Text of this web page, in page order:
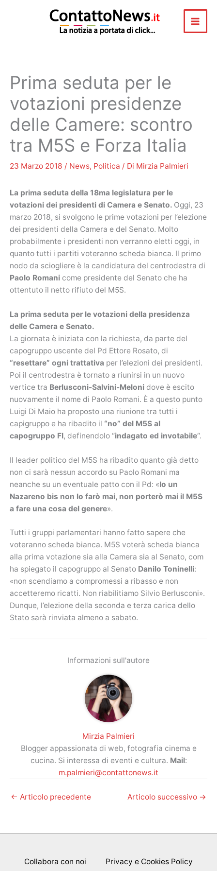
Prima seduta per le
votazioni presidenze
delle Camere: scontro
tra M5S e Forza Italia
23 Marzo 2018 / News, Politica / Di Mirzia Palmieri
La prima seduta della 18ma legislatura per le
votazioni dei presidenti di Camera e Senato. Oggi, 23
marzo 2018, si svolgono le prime votazioni per l’elezione
dei presidenti della Camera e del Senato. Molto
probabilmente i presidenti non verranno eletti oggi, in
quanto tutti i partiti voteranno scheda bianca. Il primo
nodo da sciogliere è la candidatura del centrodestra di
Paolo Romani come presidente del Senato che ha
ottentuto il netto rifiuto del M5S.
La prima seduta per le votazioni della presidenza
delle Camera e Senato.
La giornata è iniziata con la richiesta, da parte del
capogruppo uscente del Pd Ettore Rosato, di
“resettare” ogni trattativa per l’elezioni dei presidenti.
Poi il centrodestra è tornato a riunirsi in un nuovo
vertice tra Berlusconi-Salvini-Meloni dove è escito
nuovamente il nome di Paolo Romani. È a questo punto
Luigi Di Maio ha proposto una riunione tra tutti i
capigruppo e ha ribadito il “no” del M5S al
capogruppo FI, definendolo “indagato ed invotabile“.
Il leader politico del M5S ha ribadito quanto già detto
non ci sarà nessun accordo su Paolo Romani ma
neanche su un eventuale patto con il Pd: «Io un
Nazareno bis non lo farò mai, non porterò mai il M5S
a fare una cosa del genere».
Tutti i gruppi parlamentari hanno fatto sapere che
voteranno scheda bianca. M5S voterà scheda bianca
alla prima votazione sia alla Camera sia al Senato, com
ha spiegato il capogruppo al Senato Danilo Toninelli:
«non scendiamo a compromessi a ribasso e non
accetteremo ricatti. Non riabilitiamo Silvio Berlusconi».
Dunque, l’elezione della seconda e terza carica dello
Stato sarà rinviata almeno a sabato.
Informazioni sull'autore
Mirzia Palmieri
Blogger appassionata di web, fotografia cinema e
cucina. Si interessa di eventi e cultura. Mail:
m.palmieri@contattonews.it
← Articolo precedente Articolo successivo →
Collabora con noi Privacy e Cookies Policy